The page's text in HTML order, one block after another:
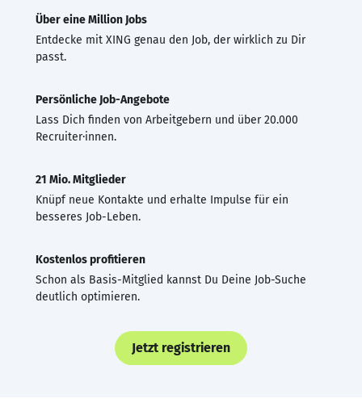
Über eine Million Jobs
Entdecke mit XING genau den Job, der wirklich zu Dir
passt.
Persönliche Job-Angebote
Lass Dich finden von Arbeitgebern und über 20.000
Recruiter·innen.
21 Mio. Mitglieder
Knüpf neue Kontakte und erhalte Impulse für ein
besseres Job-Leben.
Kostenlos profitieren
Schon als Basis-Mitglied kannst Du Deine Job-Suche
deutlich optimieren.
Jetzt registrieren